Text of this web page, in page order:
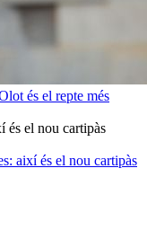
és el repte més
així és el nou cartipàs